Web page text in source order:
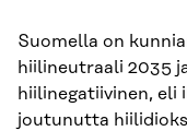
Suomella on
hiilineutraali 2035
hiilinegatiivinen, eli
joutunutta